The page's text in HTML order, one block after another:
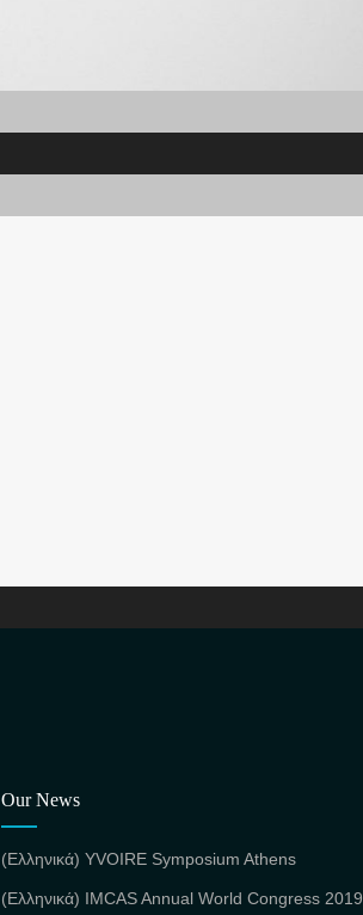
Our News
(Ελληνικά) YVOIRE Symposium Athens
(Ελληνικά) IMCAS Annual World Congress 2019